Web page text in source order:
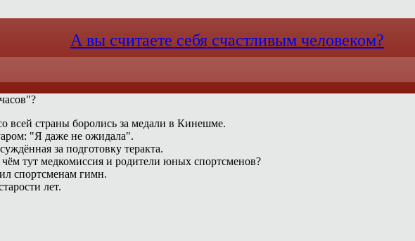
А вы считаете себя счастливым человеком?
всей страны боролись за медали в Кинешме.
"Я даже не ожидала".
за подготовку теракта.
тут медкомиссия и родители юных спортсменов?
спортсменам гимн.
лет.